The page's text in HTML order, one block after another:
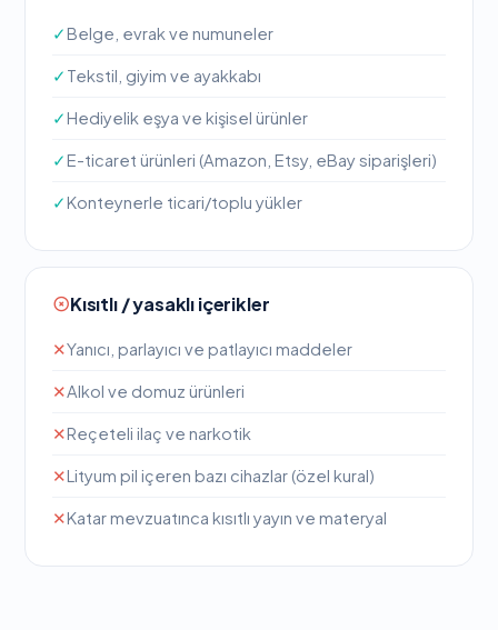
✓Belge, evrak ve numuneler
✓ Tekstil, giyim ve ayakkabı
✓Hediyelik eşya ve kişisel ürünler
✓E-ticaret ürünleri (Amazon, Etsy, eBay siparişleri)
✓Konteynerle ticari/toplu yükler
Kısıtlı / yasaklı içerikler
✕Yanıcı, parlayıcı ve patlayıcı maddeler
✕Alkol ve domuz ürünleri
✕Reçeteli ilaç ve narkotik
✕Lityum pil içeren bazı cihazlar (özel kural)
✕Katar mevzuatınca kısıtlı yayın ve materyal